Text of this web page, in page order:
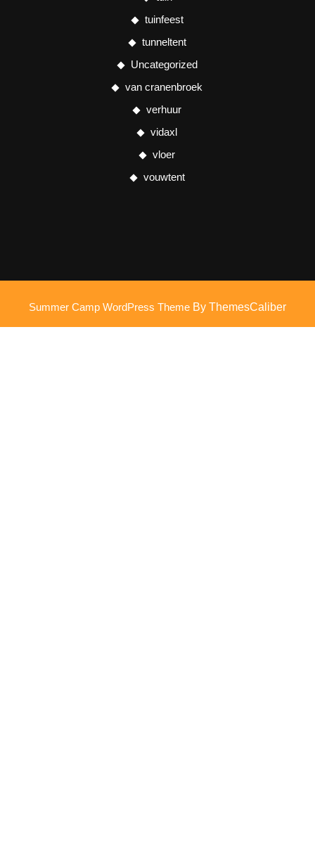
tuinfeest
tunneltent
Uncategorized
van cranenbroek
verhuur
vidaxl
vloer
vouwtent
Summer Camp WordPress Theme By ThemesCaliber